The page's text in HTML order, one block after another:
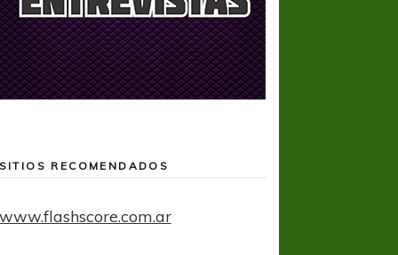
SITIOS RECOMENDADOS
www.flashscore.com.ar